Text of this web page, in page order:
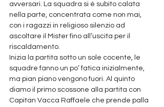
avversari. La squadra si è subito calata
nella parte, concentrata come non mai,
con i ragazzi in religioso silenzio ad
ascoltare il Mister fino all’uscita per il
riscaldamento.
Inizia la partita sotto un sole cocente, le
squadre fanno un po’ fatica inizialmente,
ma pian piano vengono fuori. Al quinto
diamo il primo scossone alla partita con
Capitan Vacca Raffaele che prende palla